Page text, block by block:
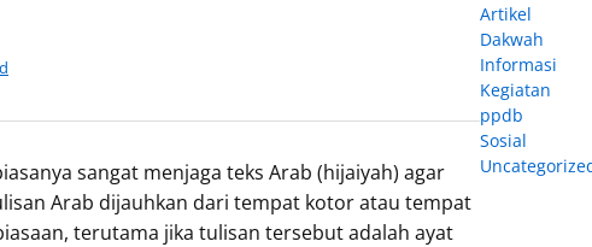
sangat menjaga teks Arab (hijaiyah) agar
Arab dijauhkan dari tempat kotor atau tempat
terutama jika tulisan tersebut adalah ayat
Artikel
Dakwah
Informasi
Kegiatan
ppdb
Sosial